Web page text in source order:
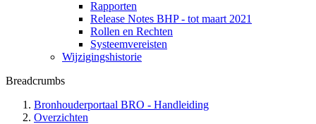
Rapporten
Release Notes BHP - tot maart 2021
Rollen en Rechten
Systeemvereisten
Wijzigingshistorie
Breadcrumbs
Bronhouderportaal BRO - Handleiding
Overzichten